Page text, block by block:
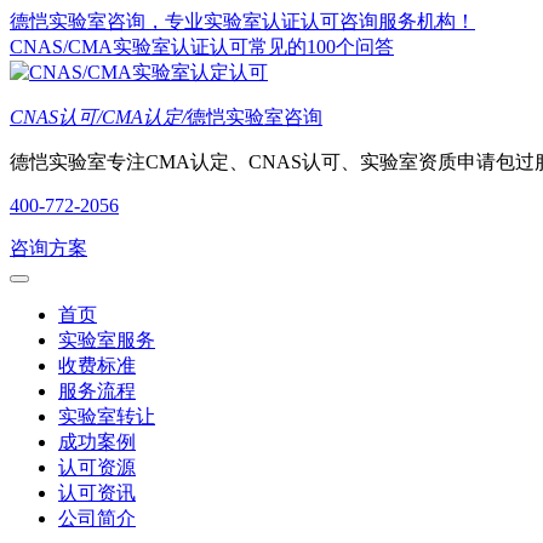
德恺实验室咨询，专业实验室认证认可咨询服务机构！
CNAS/CMA实验室认证认可常见的100个问答
CNAS认可/CMA认定/德恺实验室咨询
德恺实验室专注CMA认定、CNAS认可、实验室资质申请包过
400-772-2056
咨询方案
首页
实验室服务
收费标准
服务流程
实验室转让
成功案例
认可资源
认可资讯
公司简介